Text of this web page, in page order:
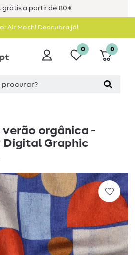
grátis a partir de 80 €
Air Mesh! Descubra já!
0 0
verão orgânica -
Digital Graphic